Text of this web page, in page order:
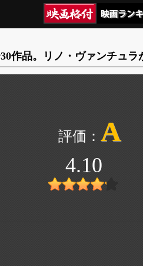
作品。リノ・ヴァンチュ
A
4.10